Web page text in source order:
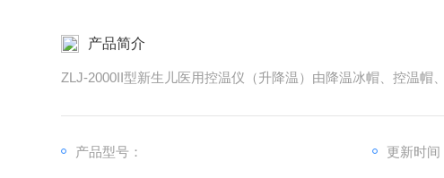
产品简介
ZLJ-2000II型新生儿医用控温仪（升降温）由降温冰帽、控温帽
产品型号： 更新时间